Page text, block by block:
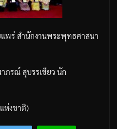
พร่ สำนักงานพระพุทธศาสนา
าภรณ์สุบรรเขียว นัก
ห่งชาติ)